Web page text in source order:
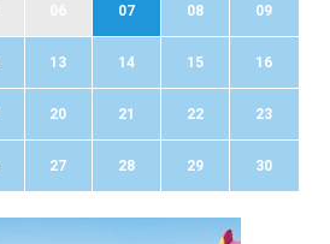
07 08 09
13 14 15 16
20 21 22 23
27 28 29 30